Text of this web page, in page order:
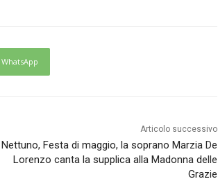
WhatsApp
Articolo successivo
Nettuno, Festa di maggio, la soprano Marzia De
Lorenzo canta la supplica alla Madonna delle
Grazie